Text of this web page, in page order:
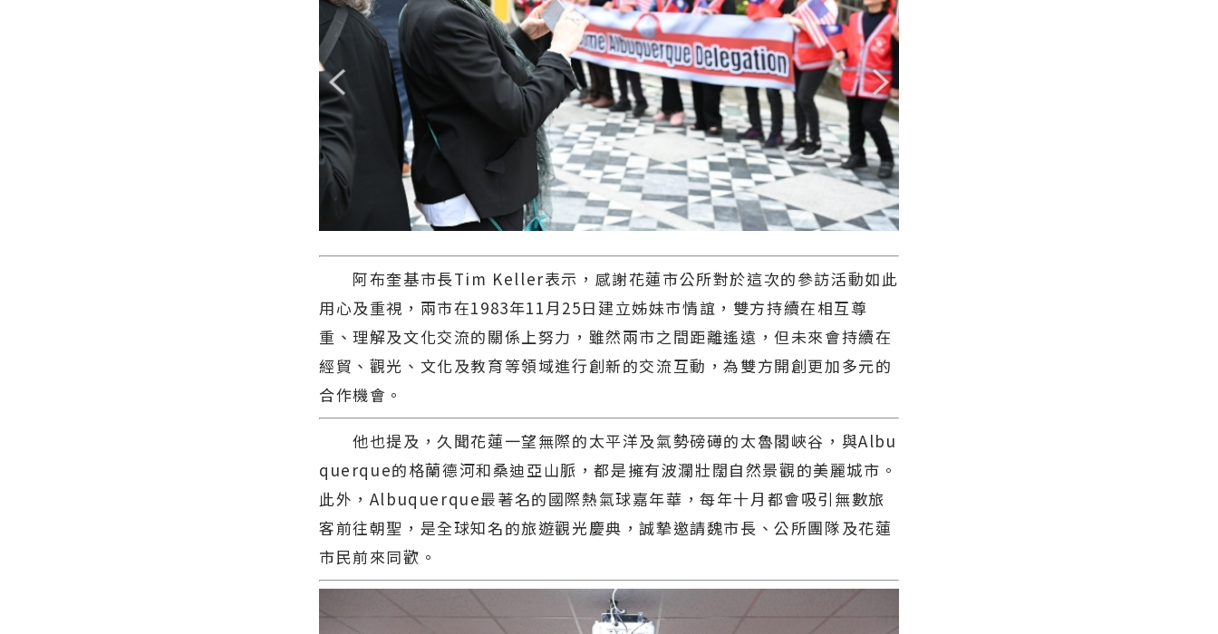
阿布奎基市長Tim Keller表示，感謝花蓮市公所對於這次的參訪活動如此
用心及重視，兩市在1983年11月25日建立姊妹市情誼，雙方持續在相互尊
重、理解及文化交流的關係上努力，雖然兩市之間距離遙遠，但未來會持續在
經貿、觀光、文化及教育等領域進行創新的交流互動，為雙方開創更加多元的
合作機會。
他也提及，久聞花蓮一望無際的太平洋及氣勢磅礡的太魯閣峽谷，與Albu
querque的格蘭德河和桑迪亞山脈，都是擁有波瀾壯闊自然景觀的美麗城市。
此外，Albuquerque最著名的國際熱氣球嘉年華，每年十月都會吸引無數旅
客前往朝聖，是全球知名的旅遊觀光慶典，誠摯邀請魏市長、公所團隊及花蓮
市民前來同歡。